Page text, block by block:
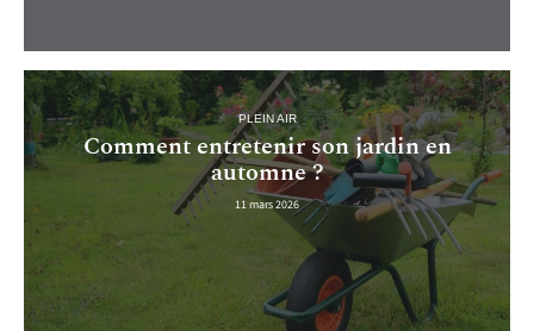
PLEIN AIR
Comment entretenir son jardin en
automne ?
11 mars 2026